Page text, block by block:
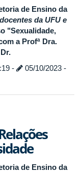
de Ensino da
docentes da UFU e
"Sexualidade,
a Profª Dra.
-
05/10/2023 -
de Ensino da